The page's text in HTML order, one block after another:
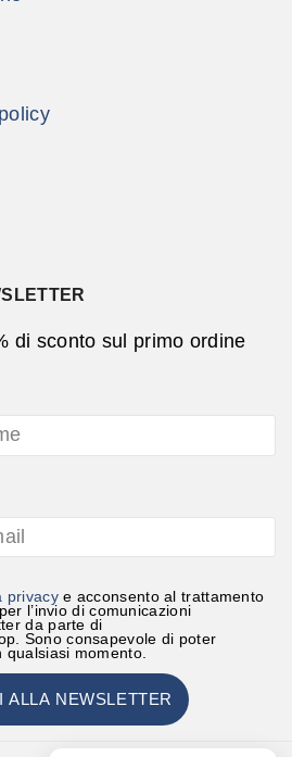
di sconto sul primo ordine
privacye acconsento al trattamento
l’invio di comunicazioni
da parte di
Sono consapevole di poter
qualsiasi momento.